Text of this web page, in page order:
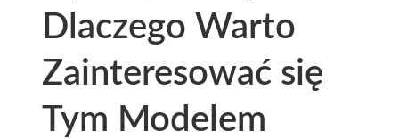
Dlaczego Warto
Zainteresować się
Tym Modelem